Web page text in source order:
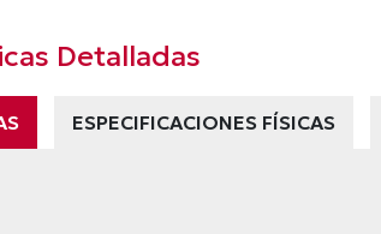
Detalladas
ESPECIFICACIONES FÍSICAS